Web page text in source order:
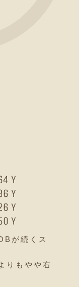
が続くス
りもやや右
ホール。セ
う方は、グ
トが難し
トも可。た
ためされる
するなら
が安全。
ル。ピンポ
ーンオーバ
イ左サイド
ン。
。
あるのでセ
。距離ので
しスライス
セカンドシ
クラブ選び
グホール。
右奥の枕木
レイアップ
方向へ狙う
打ち上げに
曲げると危
るので、テ
くクラブを
から、アゲ
狙い。